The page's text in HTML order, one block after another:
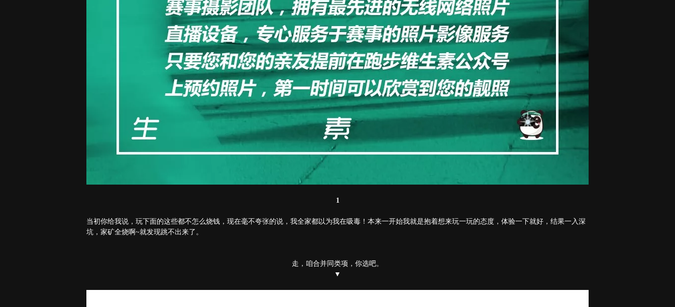
1
当初你给我说，玩下面的这些都不怎么烧钱，现在毫不夸张的说，我全家都以为我在吸毒！本来一开始我就是抱着想来玩一玩的态度，体验一下就好，结果一入深
坑，家矿全烧啊~就发现跳不出来了。
走，咱合并同类项，你选吧。
▼